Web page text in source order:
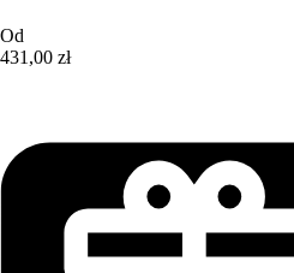
Od
431,00 zł